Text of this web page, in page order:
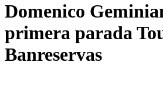
Domenico
primera parada
Banreservas